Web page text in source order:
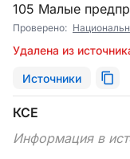
105 Малые
Проверено:
Удалена из
Источники
КСЕ
Информация в